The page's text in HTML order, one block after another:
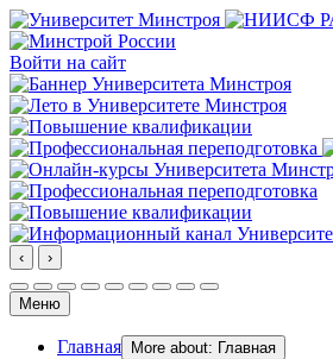
Войти на сайт
‹ ›
Меню
Главная More about: Главная